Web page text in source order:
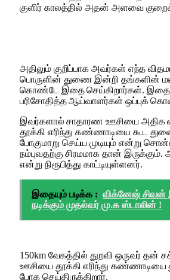
குளிர் காலத்தில் அதன் அளவை
அதிலும் குறிப்பாக அவர்கள் எந்த
பொருளின் துணை இன்றி தங்களின்
கொண்டே இதை செய்கிறார்கள்.
பரிசோதித்த ஆய்வாளர்கள் ஒப்புக்
இவர்களால் சாதாரண ஊசியை அதிக
தூக்கி எரிந்து கண்ணாடியை கூட
போகுமாறு செய்ய முடியும் என்று
நம்புவதற்கு சிரமமாக தான் இருக்கும்.
என்று நிரூபித்து காட்டியுள்ளனர்.
இதையும் படிக்க : விக்னேஷ் சிவன்
நடிக்கும் முதல்வர் மு.க ஸ்டாலின் !
150km வேகத்தில் துறவி ஒருவர் தன்
ஊசியை தூக்கி எரிந்து
போக செய்திருக்கிறார்.